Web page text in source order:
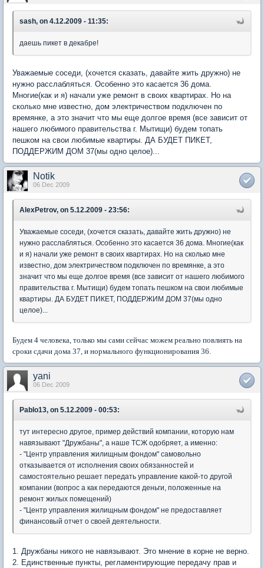
sash, on 4.12.2009 - 11:35:
даешь пикет в декабре!
Уважаемые соседи, (хочется сказать, давайте жить дружно) не
нужно расслабляться. Особенно это касается 36 дома.
Многие(как и я) начали уже ремонт в своих квартирах. Но на
сколько мне известно, дом электричеством подключен по
времянке, а это значит что мы еще долгое время (все зависит от
нашего любимого правительства г. Мытищи) будем топать
пешком на свои любимые квартиры. ДА БУДЕТ ПИКЕТ,
ПОДДЕРЖИМ ДОМ 37(мы одно целое)...
Notik
06 Dec 2009
AlexPetrov, on 5.12.2009 - 23:56:
Уважаемые соседи, (хочется сказать, давайте жить дружно) не
нужно расслабляться. Особенно это касается 36 дома. Многие(как
и я) начали уже ремонт в своих квартирах. Но на сколько мне
известно, дом электричеством подключен по времянке, а это
значит что мы еще долгое время (все зависит от нашего любимого
правительства г. Мытищи) будем топать пешком на свои любимые
квартиры. ДА БУДЕТ ПИКЕТ, ПОДДЕРЖИМ ДОМ 37(мы одно
целое)...
Будем 4 человека, только мы сами сейчас можем реально повлиять на
сроки сдачи дома 37, и нормального функционирования 36.
yani
06 Dec 2009
Pablo13, on 5.12.2009 - 00:53:
тут интересно другое, пример действий компании, которую нам
навязывают "Дружбаны", а наше ТСЖ одобряет, а именно:
- "Центр управления жилищным фондом" самовольно
отказывается от исполнения своих обязанностей и
самостоятельно решает передать управление какой-то другой
компании (вопрос а как передаются деньги, положенные на
ремонт жилых помещений)
- "Центр управления жилищным фондом" не предоставляет
финансовый отчет о своей деятельности.
1. Дружбаны никого не навязывают. Это мнение в корне не верно.
2. Единственные пункты, регламентирующие передачу прав и